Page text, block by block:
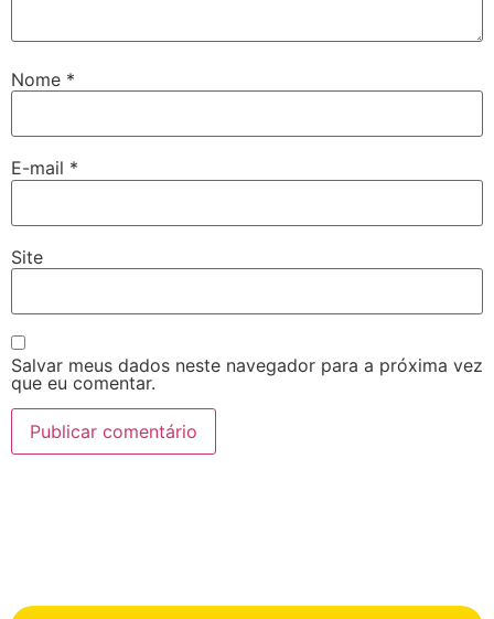
Nome *
E-mail *
Site
Salvar meus dados neste navegador para a próxima vez
que eu comentar.